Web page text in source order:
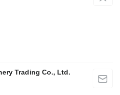
Trading Co., Ltd.